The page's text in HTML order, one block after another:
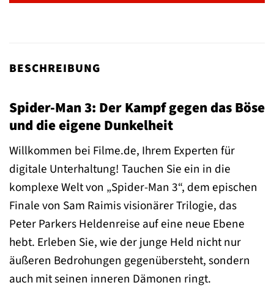
BESCHREIBUNG
Spider-Man 3: Der Kampf gegen das Böse
und die eigene Dunkelheit
Willkommen bei Filme.de, Ihrem Experten für
digitale Unterhaltung! Tauchen Sie ein in die
komplexe Welt von „Spider-Man 3“, dem epischen
Finale von Sam Raimis visionärer Trilogie, das
Peter Parkers Heldenreise auf eine neue Ebene
hebt. Erleben Sie, wie der junge Held nicht nur
äußeren Bedrohungen gegenübersteht, sondern
auch mit seinen inneren Dämonen ringt.